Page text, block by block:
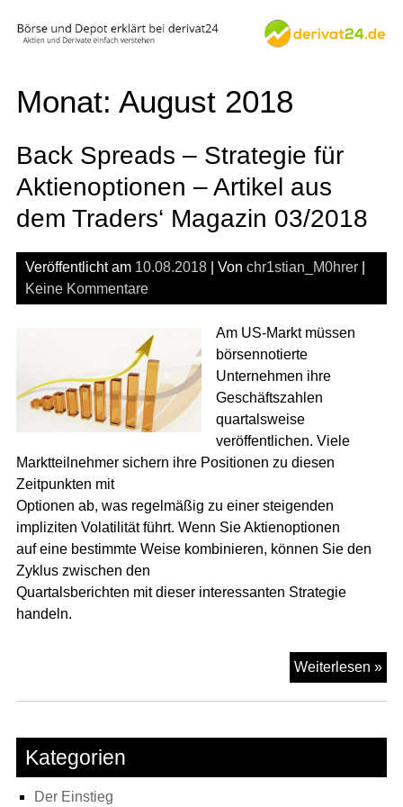
Monat: August 2018
Back Spreads – Strategie für
Aktienoptionen – Artikel aus
dem Traders‘ Magazin 03/2018
Veröffentlicht am 10.08.2018| Von chr1stian_M0hrer|
Keine Kommentare
Am US-Markt müssen
börsennotierte
Unternehmen ihre
Geschäftszahlen
quartalsweise
veröffentlichen. Viele
Marktteilnehmer sichern ihre Positionen zu diesen
Zeitpunkten mit
Optionen ab, was regelmäßig zu einer steigenden
impliziten Volatilität führt. Wenn Sie Aktienoptionen
auf eine bestimmte Weise kombinieren, können Sie den
Zyklus zwischen den
Quartalsberichten mit dieser interessanten Strategie
handeln.
Weiterlesen »
Kategorien
Der Einstieg